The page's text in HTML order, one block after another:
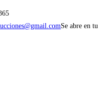
Se abre en tu